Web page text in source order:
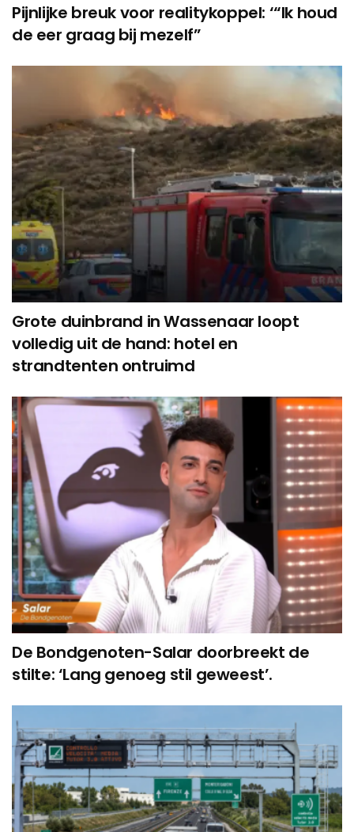
Pijnlijke breuk voor realitykoppel: ‘“Ik houd
de eer graag bij mezelf”
Grote duinbrand in Wassenaar loopt
volledig uit de hand: hotel en
strandtenten ontruimd
De Bondgenoten-Salar doorbreekt de
stilte: ‘Lang genoeg stil geweest’.